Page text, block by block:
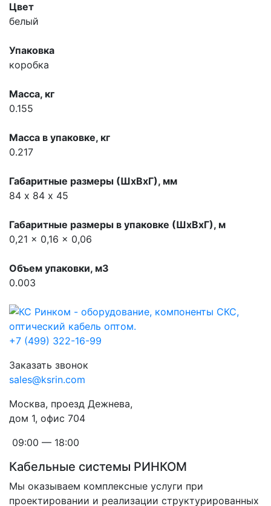
Цвет
белый
Упаковка
коробка
Масса, кг
0.155
Масса в упаковке, кг
0.217
Габаритные размеры (ШхВхГ), мм
84 х 84 х 45
Габаритные размеры в упаковке (ШхВхГ), м
0,21 x 0,16 x 0,06
Объем упаковки, м3
0.003
+7 (499) 322-16-99
Заказать звонок
sales@ksrin.com
Москва, проезд Дежнева,
дом 1, офис 704
09:00 — 18:00
Кабельные системы РИНКОМ
Мы оказываем комплексные услуги при
проектировании и реализации структурированных